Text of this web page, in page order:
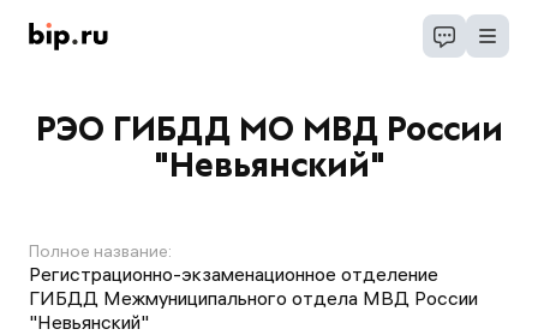
РЭО ГИБДД МО МВД России
"Невьянский"
Полное название:
Регистрационно-экзаменационное отделение
ГИБДД Межмуниципального отдела МВД России
"Невьянский"